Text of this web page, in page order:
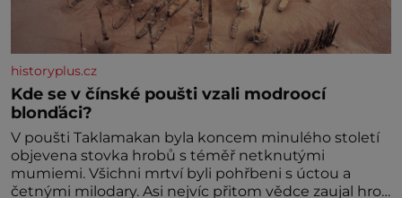
historyplus.cz
Kde se v čínské poušti vzali modroocí
blonďáci?
V poušti Taklamakan byla koncem minulého století
objevena stovka hrobů s téměř netknutými
mumiemi. Všichni mrtví byli pohřbeni s úctou a
četnými milodary. Asi nejvíc přitom vědce zaujal hrob